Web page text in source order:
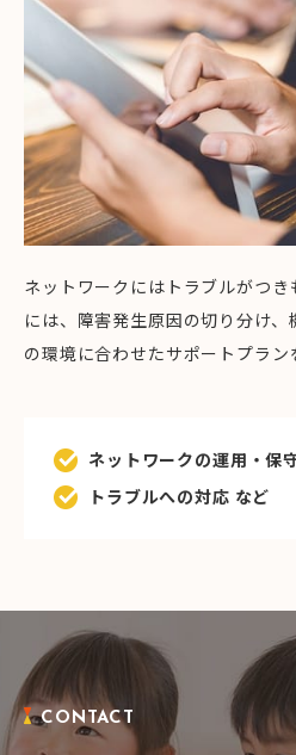
ネットワークにはトラブルがつ
には、障害発生原因の切り分け
の環境に合わせたサポートプラン
ネットワークの運用・保
トラブルへの対応 など
CONTACT